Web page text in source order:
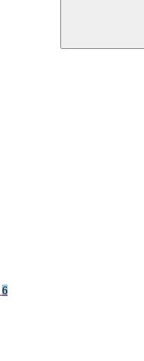
6